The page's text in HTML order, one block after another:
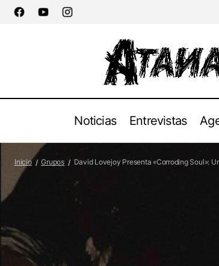
Noticias Entrevistas
AVULSED Regresa con Fuerza: Anuncian
Nuevo Álbum "Phoenix Cryptobiosis"
Inicio Grupos David Lovejoy Presenta «Corroding Soul»: